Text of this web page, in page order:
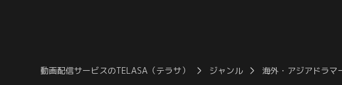
動画配信サービスのTELASA（テラサ） ジャンル 海外・アジアドラマ